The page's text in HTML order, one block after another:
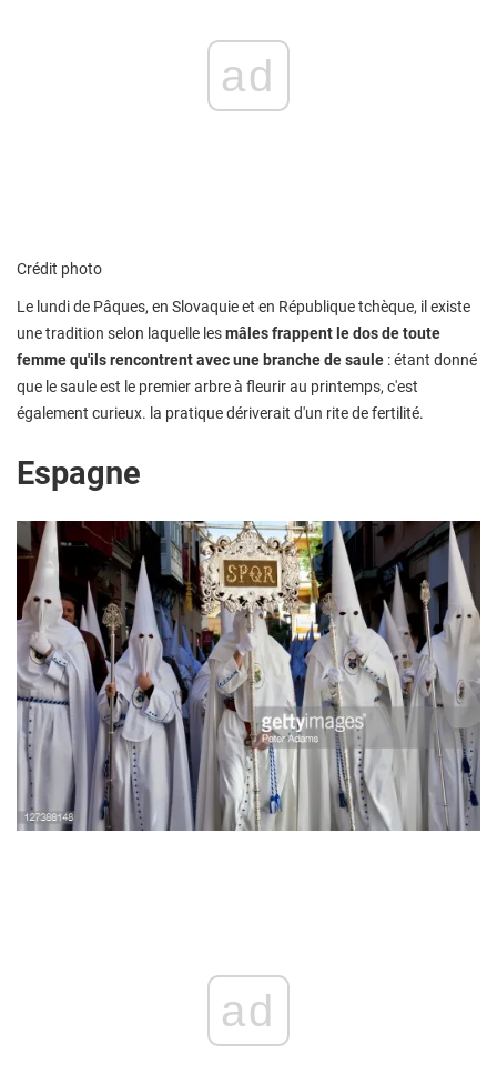
ad
Crédit photo
Le lundi de Pâques, en Slovaquie et en République tchèque, il existe
une tradition selon laquelle lesmâles frappent le dos de toute
femme qu'ils rencontrent avec une branche de saule : étant donné
que le saule est le premier arbre à fleurir au printemps, c'est
également curieux. la pratique dériverait d'un rite de fertilité.
Espagne
ad